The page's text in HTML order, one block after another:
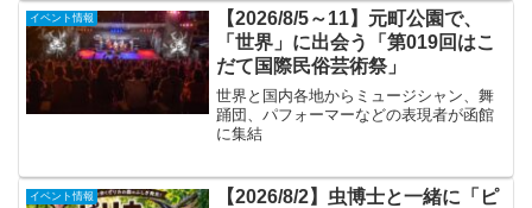
イベント情報
【2026/8/5～11】元町公園で、
「世界」に出会う「第019回はこ
だて国際民俗芸術祭」
世界と国内各地からミュージシャン、舞
踊団、パフォーマーなどの表現者が函館
に集結
イベント情報
【2026/8/2】虫博士と一緒に「ピ